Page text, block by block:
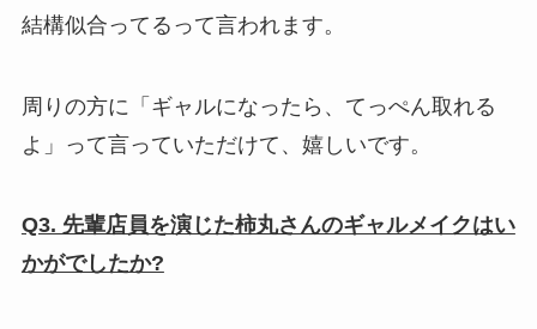
結構似合ってるって言われます。
周りの方に「ギャルになったら、てっぺん取れる
よ」って言っていただけて、嬉しいです。
Q3. 先輩店員を演じた柿丸さんのギャルメイクはい
かがでしたか?